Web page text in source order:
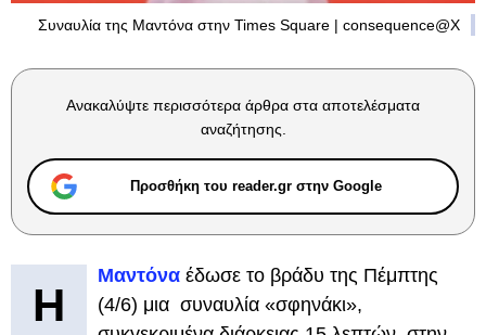
Συναυλία της Μαντόνα στην Times Square | consequence@Χ
Ανακαλύψτε περισσότερα άρθρα στα αποτελέσματα
αναζήτησης.
Προσθήκη του reader.gr στην Google
Η
Μαντόνα έδωσε το βράδυ της Πέμπτης
(4/6) μια συναυλία «σφηνάκι»,